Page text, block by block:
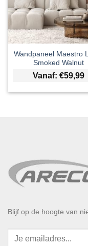
Wandpaneel Maestro
Smoked Walnut
Vanaf: €59,99
Blijf op de hoogte van